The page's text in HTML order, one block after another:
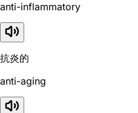
anti-inflammatory
抗炎的
anti-aging